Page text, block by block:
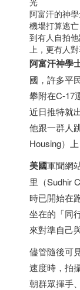
阿富汗的神
機場打算逃
到有人自拍
上，更有人
阿富汗神學
國，許多平
攀附在C-17
近日推特就
他跟一群人
Housing）
美國軍聞網
里（Sudhir
時已開始在
坐在的「同
來對準自己
儘管隨後可
速度時，拍
朝群眾揮手